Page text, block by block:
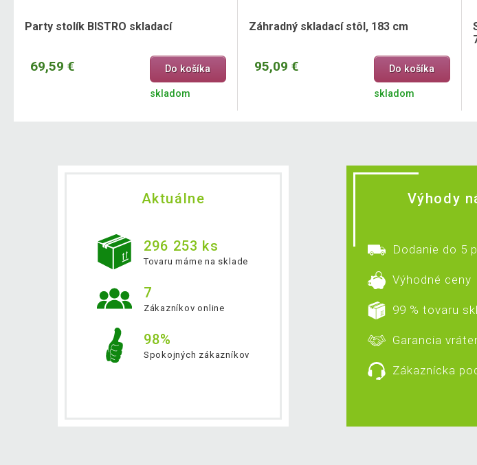
Party stolík BISTRO skladací
69,59 € Do košíka
skladom
Záhradný skladací stôl, 183 cm
95,09 € Do košíka
skladom
Aktuálne
296 253 ks
Tovaru máme na sklade
7
Zákazníkov online
98%
Spokojných zákazníkov
Výhody
Dodanie do 5
Výhodné ceny
99 % tovaru
Garancia
Zákaznícka